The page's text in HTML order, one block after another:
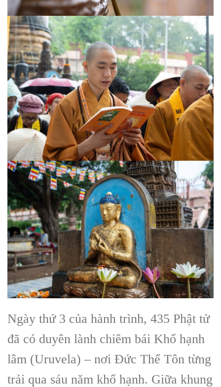
Ngày thứ 3 của hành trình, 435 Phật tử
đã có duyên lành chiêm bái Khổ hạnh
lâm (Uruvela) – nơi Đức Thế Tôn từng
trải qua sáu năm khổ hạnh. Giữa khung